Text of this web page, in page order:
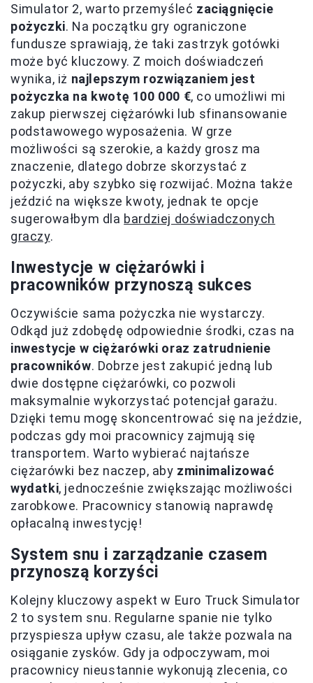
Simulator 2, warto przemyśleć zaciągnięcie
pożyczki. Na początku gry ograniczone
fundusze sprawiają, że taki zastrzyk gotówki
może być kluczowy. Z moich doświadczeń
wynika, iż najlepszym rozwiązaniem jest
pożyczka na kwotę 100 000 €, co umożliwi mi
zakup pierwszej ciężarówki lub sfinansowanie
podstawowego wyposażenia. W grze
możliwości są szerokie, a każdy grosz ma
znaczenie, dlatego dobrze skorzystać z
pożyczki, aby szybko się rozwijać. Można także
jeździć na większe kwoty, jednak te opcje
sugerowałbym dla bardziej doświadczonych
graczy.
Inwestycje w ciężarówki i
pracowników przynoszą sukces
Oczywiście sama pożyczka nie wystarczy.
Odkąd już zdobędę odpowiednie środki, czas na
inwestycje w ciężarówki oraz zatrudnienie
pracowników. Dobrze jest zakupić jedną lub
dwie dostępne ciężarówki, co pozwoli
maksymalnie wykorzystać potencjał garażu.
Dzięki temu mogę skoncentrować się na jeździe,
podczas gdy moi pracownicy zajmują się
transportem. Warto wybierać najtańsze
ciężarówki bez naczep, aby zminimalizować
wydatki, jednocześnie zwiększając możliwości
zarobkowe. Pracownicy stanowią naprawdę
opłacalną inwestycję!
System snu i zarządzanie czasem
przynoszą korzyści
Kolejny kluczowy aspekt w Euro Truck Simulator
2 to system snu. Regularne spanie nie tylko
przyspiesza upływ czasu, ale także pozwala na
osiąganie zysków. Gdy ja odpoczywam, moi
pracownicy nieustannie wykonują zlecenia, co